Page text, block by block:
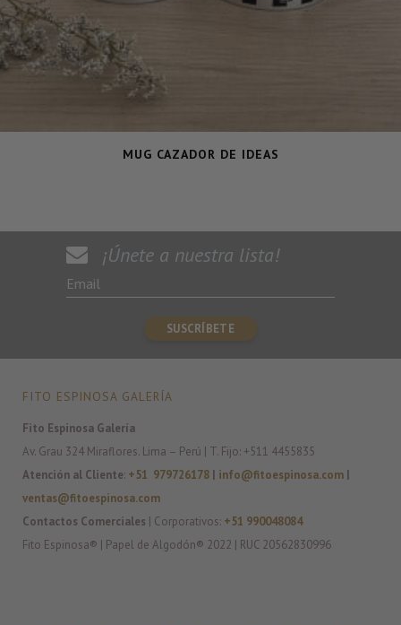
MUG CAZADOR DE IDEAS
¡Únete a nuestra lista!
FITO ESPINOSA GALERÍA
Fito Espinosa Galería
Av. Grau 324 Miraflores. Lima – Perú | T. Fijo: +511 4455835
Atención al Cliente: +51 979726178 | info@fitoespinosa.com |
ventas@fitoespinosa.com
Contactos Comerciales | Corporativos: +51 990048084
Fito Espinosa® | Papel de Algodón® 2022 | RUC 20562830996